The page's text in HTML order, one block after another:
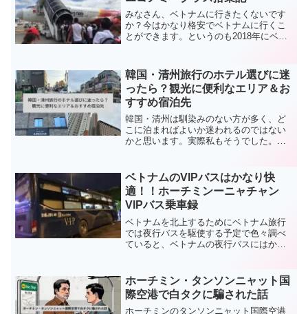
みなさん、ベトナムに行きたくないです
か？今はかなり格安でベトナムに行くこ
とができます。というのも2018年にベト
挙げているベトジェットですが、日本便
もどんどん増え続けています。
韓国・清州旅行のホテル選びに迷
ったら？観光に便利なエリア＆お
すすめ宿泊先
韓国・清州は馴染みのない方が多く、ど
こに泊まればよいか迷われるのではない
かと思います。実際私もそうでした。今
Hotel」のレビューをお届けします。
ベトナムのVIPバスはかなり快
適！！ホーチミンーニャチャン
VIPバス乗車録
ベトナムを北上するためにベトナム旅行
では夜行バスを駆使する予定で色々調べ
ていると、ベトナムの夜行バスにはかな
ニャチャンに行く際に噂の豪華VIPバスを
使ってみました。
ホーチミン・タンソンニャット国
際空港で白タクに騙された話
ホーチミンのタンソンニャット国際空港